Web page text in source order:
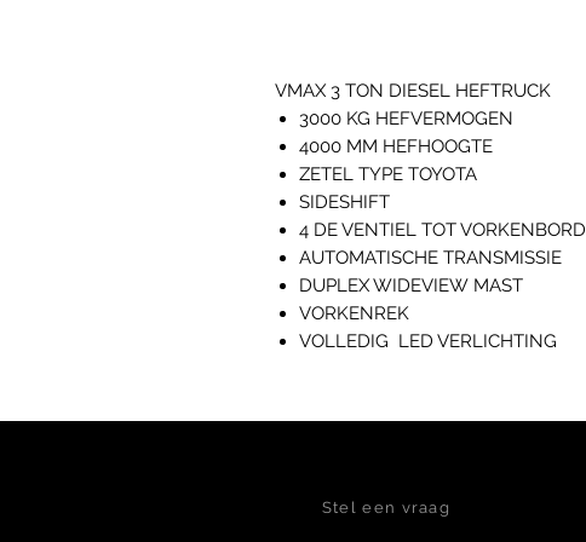
VMAX 3 TON DIESEL HEFTRUCK
3000 KG HEFVERMOGEN
4000 MM HEFHOOGTE
ZETEL TYPE TOYOTA
SIDESHIFT
4 DE VENTIEL TOT VORKENBORD
AUTOMATISCHE TRANSMISSIE
DUPLEX WIDEVIEW MAST
VORKENREK
VOLLEDIG LED VERLICHTING
Stel een vraag